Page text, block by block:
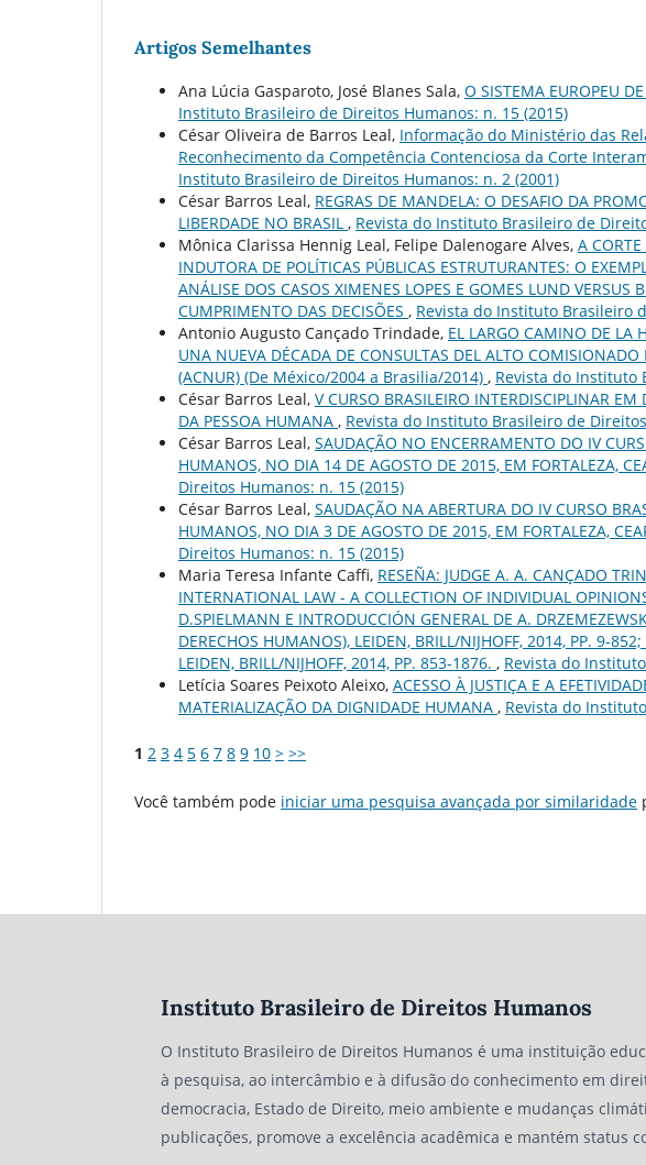
Artigos Semelhantes
Ana Lúcia Gasparoto, José Blanes Sala, O SISTEMA EUROPEU
Instituto Brasileiro de Direitos Humanos: n. 15 (2015)
César Oliveira de Barros Leal, Informação do Ministério das
Reconhecimento da Competência Contenciosa da Corte
Instituto Brasileiro de Direitos Humanos: n. 2 (2001)
César Barros Leal, REGRAS DE MANDELA: O DESAFIO DA
LIBERDADE NO BRASIL , Revista do Instituto Brasileiro de
Mônica Clarissa Hennig Leal, Felipe Dalenogare Alves, A
INDUTORA DE POLÍTICAS PÚBLICAS ESTRUTURANTES: O
ANÁLISE DOS CASOS XIMENES LOPES E GOMES LUND VERSUS
CUMPRIMENTO DAS DECISÕES , Revista do Instituto Brasileiro
Antonio Augusto Cançado Trindade, EL LARGO CAMINO DE LA
UNA NUEVA DÉCADA DE CONSULTAS DEL ALTO
(ACNUR) (De México/2004 a Brasilia/2014) , Revista do Instituto
César Barros Leal, V CURSO BRASILEIRO INTERDISCIPLINAR
DA PESSOA HUMANA , Revista do Instituto Brasileiro de
César Barros Leal, SAUDAÇÃO NO ENCERRAMENTO DO IV
HUMANOS, NO DIA 14 DE AGOSTO DE 2015, EM FORTALEZA,
Direitos Humanos: n. 15 (2015)
César Barros Leal, SAUDAÇÃO NA ABERTURA DO IV CURSO
HUMANOS, NO DIA 3 DE AGOSTO DE 2015, EM FORTALEZA,
Direitos Humanos: n. 15 (2015)
Maria Teresa Infante Caffi, RESEÑA: JUDGE A. A. CANÇADO
INTERNATIONAL LAW - A COLLECTION OF INDIVIDUAL
D.SPIELMANN E INTRODUCCIÓN GENERAL DE A.
DERECHOS HUMANOS), LEIDEN, BRILL/NIJHOFF, 2014, PP. 9-
LEIDEN, BRILL/NIJHOFF, 2014, PP. 853-1876. , Revista do
Letícia Soares Peixoto Aleixo, ACESSO À JUSTIÇA E A
MATERIALIZAÇÃO DA DIGNIDADE HUMANA , Revista do
1 2 3 4 5 6 7 8 9 10 > >>
Você também pode iniciar uma pesquisa avançada por similaridade
Instituto Brasileiro de Direitos Humanos
O Instituto Brasileiro de Direitos Humanos é uma instituição
à pesquisa, ao intercâmbio e à difusão do conhecimento em
democracia, Estado de Direito, meio ambiente e mudanças
publicações, promove a excelência acadêmica e mantém status